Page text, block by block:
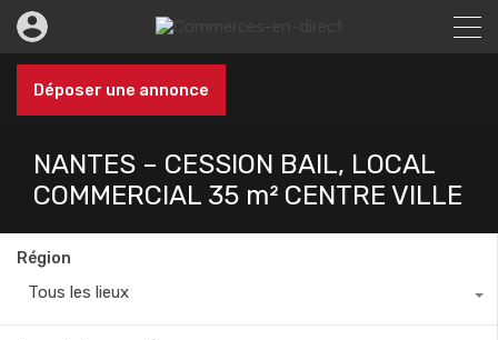
Déposer une annonce
NANTES – CESSION BAIL, LOCAL
COMMERCIAL 35 m² CENTRE VILLE
Région
Tous les lieux